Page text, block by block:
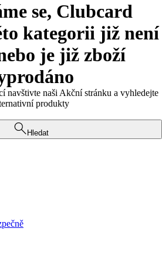
se, Clubcard
kategorii již není
je již zboží
navštivte naši Akční stránku a vyhledejte
produkty
Hledat